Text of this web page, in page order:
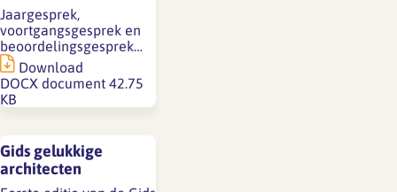
Jaargesprek,
voortgangsgesprek en
beoordelingsgesprek…
Download
DOCX document 42.75
KB
Gids gelukkige
architecten